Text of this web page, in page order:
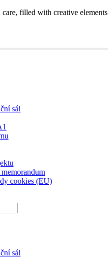
filled with creative elements
sál
cookies (EU)
sál